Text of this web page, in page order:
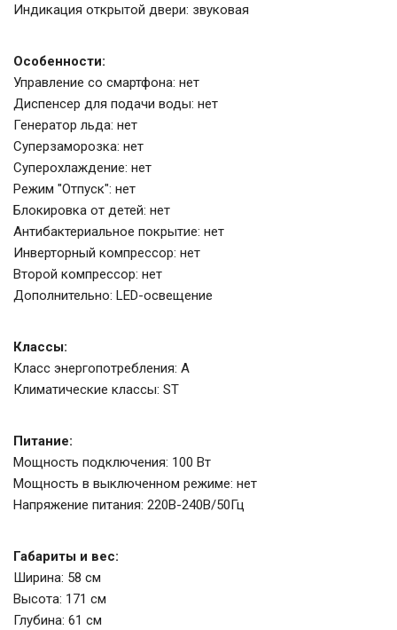
Индикация открытой двери: звуковая
Особенности:
Управление со смартфона: нет
Диспенсер для подачи воды: нет
Генератор льда: нет
Суперзаморозка: нет
Суперохлаждение: нет
Режим "Отпуск": нет
Блокировка от детей: нет
Антибактериальное покрытие: нет
Инверторный компрессор: нет
Второй компрессор: нет
Дополнительно: LED-освещение
Классы:
Класс энергопотребления: A
Климатические классы: ST
Питание:
Мощность подключения: 100 Вт
Мощность в выключенном режиме: нет
Напряжение питания: 220В-240В/50Гц
Габариты и вес:
Ширина: 58 см
Высота: 171 см
Глубина: 61 см